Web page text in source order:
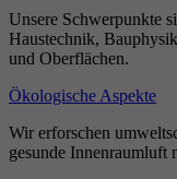
Unsere Schwerpunkte
Haustechnik,
und Oberflächen.
Ökologische Aspekte
Wir erforschen
gesunde Innenraumluft